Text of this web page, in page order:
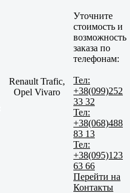
Renault Trafic,
Opel Vivaro
Уточните
стоимость и
возможность
заказа по
телефонам:
Тел:
+38(099)252
33 32
Тел:
+38(068)488
83 13
Тел:
+38(095)123
63 66
Перейти на
Контакты